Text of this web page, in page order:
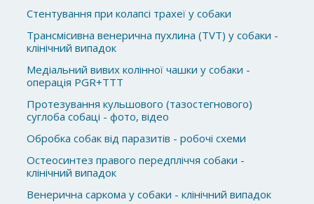
Стентування при колапсі трахеї у собаки
Трансмісивна венерична пухлина (TVT) у собаки -
клінічний випадок
Медіальний вивих колінної чашки у собаки -
операція PGR+TTT
Протезування кульшового (тазостегнового)
суглоба собаці - фото, відео
Обробка собак від паразитів - робочі схеми
Остеосинтез правого передпліччя собаки -
клінічний випадок
Венерична саркома у собаки - клінічний випадок